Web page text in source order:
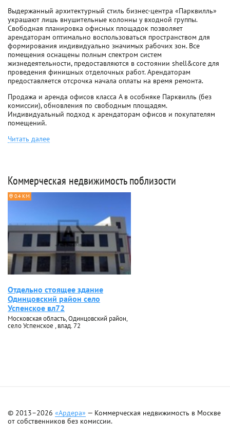
Выдержанный архитектурный стиль бизнес-центра «Парквилль»
украшают лишь внушительные колонны у входной группы.
Свободная планировка офисных площадок позволяет
арендаторам оптимально воспользоваться пространством для
формирования индивидуально значимых рабочих зон. Все
помещения оснащены полным спектром систем
жизнедеятельности, предоставляются в состоянии shell&core для
проведения финишных отделочных работ. Арендаторам
предоставляется отсрочка начала оплаты на время ремонта.
Продажа и аренда офисов класса A в особняке Парквилль (без
комиссии), обновления по свободным площадям.
Индивидуальный подход к арендаторам офисов и покупателям
помещений.
Читать далее
Коммерческая недвижимость поблизости
0.4 КМ
Отдельно стоящее здание
Одинцовский район село
Успенское вл72
Московская область, Одинцовский район,
село Успенское , влад. 72
© 2013–2026 «Ардера» — Коммерческая недвижимость в Москве
от собственников без комиссии.